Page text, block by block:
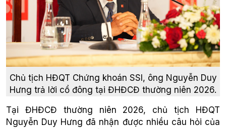
Chủ tịch HĐQT Chứng khoán SSI, ông Nguyễn Duy
Hưng trả lời cổ đông tại ĐHĐCĐ thường niên 2026.
Tại ĐHĐCĐ thường niên 2026, chủ tịch HĐQT
Nguyễn Duy Hưng đã nhận được nhiều câu hỏi của